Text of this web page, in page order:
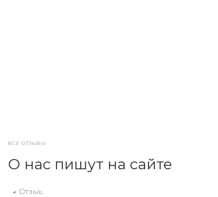
ВСЕ ОТЗЫВЫ
О нас пишут на сайте